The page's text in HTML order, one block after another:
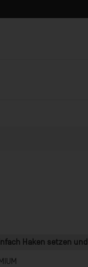
Haken setzen und